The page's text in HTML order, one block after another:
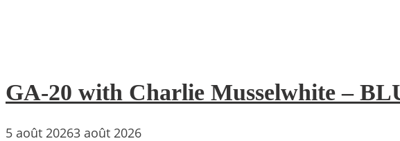
GA-20 with Charlie Musselwhite –
5 août 20263 août 2026